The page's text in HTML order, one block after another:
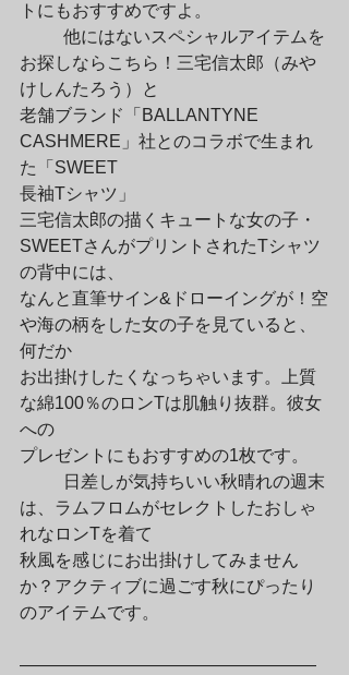
トにもおすすめですよ。
お探しならこちら！三宅信太郎（みや
けしんたろう）と
老舗ブランド「BALLANTYNE
CASHMERE」社とのコラボで生まれ
た「SWEET
長袖Tシャツ」
三宅信太郎の描くキュートな女の子・
SWEETさんがプリントされたTシャツ
の背中には、
なんと直筆サイン&ドローイングが！空
や海の柄をした女の子を見ていると、
何だか
お出掛けしたくなっちゃいます。上質
な綿100％のロンTは肌触り抜群。彼女
への
プレゼントにもおすすめの1枚です。
は、ラムフロムがセレクトしたおしゃ
れなロンTを着て
秋風を感じにお出掛けしてみません
か？アクティブに過ごす秋にぴったり
のアイテムです。
—————————————————